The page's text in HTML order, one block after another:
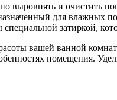
выровнять и очистить
для влажных
затиркой,
вашей ванной
помещения.